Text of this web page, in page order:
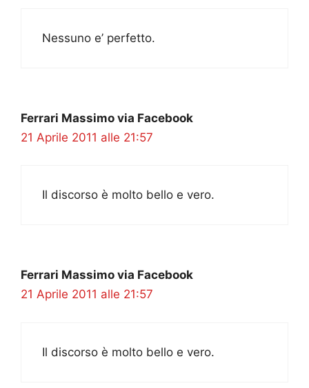
Nessuno e’ perfetto.
Ferrari Massimo via Facebook
21 Aprile 2011 alle 21:57
Il discorso è molto bello e vero.
Ferrari Massimo via Facebook
21 Aprile 2011 alle 21:57
Il discorso è molto bello e vero.